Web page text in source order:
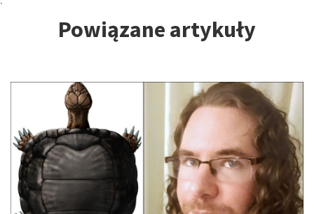
`
Powiązane artykuły